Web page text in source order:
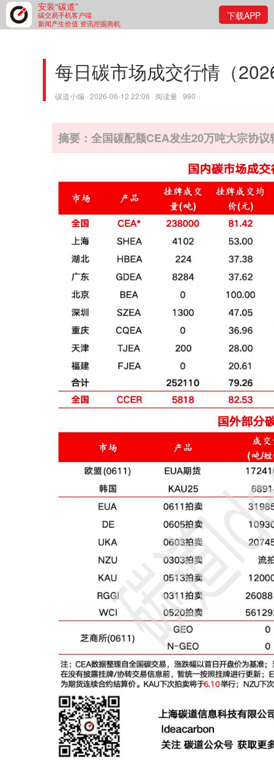
安装“碳道”
碳交易手机客户端
新闻产生价值 资讯挖掘商机
下载APP
每日碳市场成交行情（
碳道小编 · 2026-06-12 22:06 · 阅读量 · 990
摘要：全国碳配额CEA发生20万吨大宗协